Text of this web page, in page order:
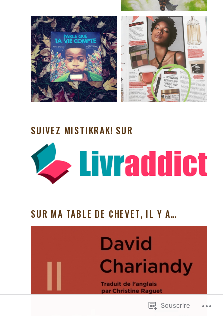
SUIVEZ MISTIKRAK! SUR
SUR MA TABLE DE CHEVET, IL Y A…
Souscrire